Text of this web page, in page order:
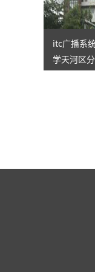
itc广播系
学天河区